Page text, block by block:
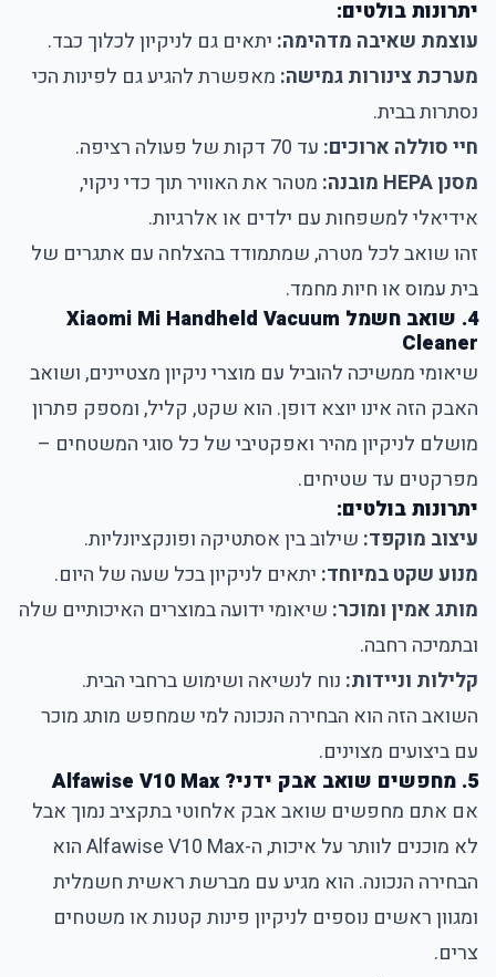
יתרונות בולטים:
עוצמת שאיבה מדהימה: יתאים גם לניקיון לכלוך כבד.
מערכת צינורות גמישה: מאפשרת להגיע גם לפינות הכי
נסתרות בבית.
חיי סוללה ארוכים: עד 70 דקות של פעולה רציפה.
מסנן HEPA מובנה:
מטהר את האוויר תוך כדי ניקוי,
אידיאלי למשפחות עם ילדים או אלרגיות.
זהו שואב לכל מטרה, שמתמודד בהצלחה עם אתגרים של
בית עמוס או חיות מחמד.
4. שואב חשמל Xiaomi Mi Handheld Vacuum
Cleaner
שיאומי ממשיכה להוביל עם מוצרי ניקיון מצטיינים, ושואב
האבק הזה אינו יוצא דופן. הוא שקט, קליל, ומספק פתרון
מושלם לניקיון מהיר ואפקטיבי של כל סוגי המשטחים –
מפרקטים עד שטיחים.
יתרונות בולטים:
עיצוב מוקפד: שילוב בין אסתטיקה ופונקציונליות.
מנוע שקט במיוחד: יתאים לניקיון בכל שעה של היום.
מותג אמין ומוכר: שיאומי ידועה במוצרים האיכותיים שלה
ובתמיכה רחבה.
קלילות וניידות: נוח לנשיאה ושימוש ברחבי הבית.
השואב הזה הוא הבחירה הנכונה למי שמחפש מותג מוכר
עם ביצועים מצוינים.
5. מחפשים שואב אבק ידני? Alfawise V10 Max
אם אתם מחפשים שואב אבק אלחוטי בתקציב נמוך אבל
לא מוכנים לוותר על איכות, ה-Alfawise V10 Max הוא
הבחירה הנכונה. הוא מגיע עם מברשת ראשית חשמלית
ומגוון ראשים נוספים לניקיון פינות קטנות או משטחים
צרים.